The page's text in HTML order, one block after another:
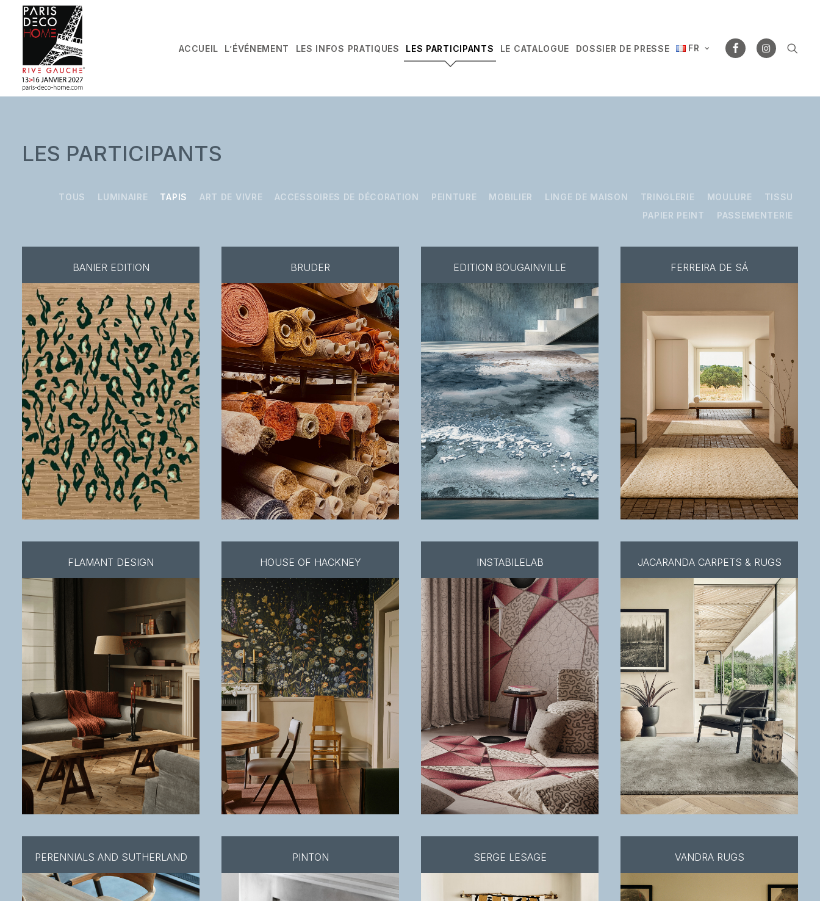
ACCUEIL L’ÉVÉNEMENT LES INFOS PRATIQUES LES PARTICIPANTS LE CATALOGUE DOSSIER DE PRESSE FR
LES PARTICIPANTS
TOUS LUMINAIRE TAPIS ART DE VIVRE ACCESSOIRES DE DÉCORATION PEINTURE MOBILIER LINGE DE MAISON TRINGLERIE MOULURE
TISSU
PAPIER PEINT
PASSEMENTERIE
BANIER EDITION BRUDER EDITION BOUGAINVILLE FERREIRA DE SÁ
FLAMANT DESIGN HOUSE OF HACKNEY INSTABILELAB JACARANDA CARPETS & RUGS
PERENNIALS AND SUTHERLAND PINTON SERGE LESAGE VANDRA RUGS